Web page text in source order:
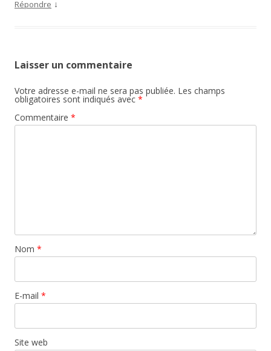
Répondre ↓
Laisser un commentaire
Votre adresse e-mail ne sera pas publiée. Les champs
obligatoires sont indiqués avec *
Commentaire *
Nom *
E-mail *
Site web